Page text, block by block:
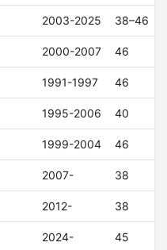
2003-2025 38–46
2000-2007 46
1991-1997 46
1995-2006 40
1999-2004 46
2007- 38
2012- 38
2024- 45